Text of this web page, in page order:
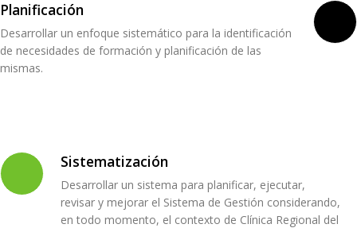
Planificación
Desarrollar un enfoque sistemático para la identificación
de necesidades de formación y planificación de las
mismas.
Sistematización
Desarrollar un sistema para planificar, ejecutar,
revisar y mejorar el Sistema de Gestión considerando,
en todo momento, el contexto de Clínica Regional del